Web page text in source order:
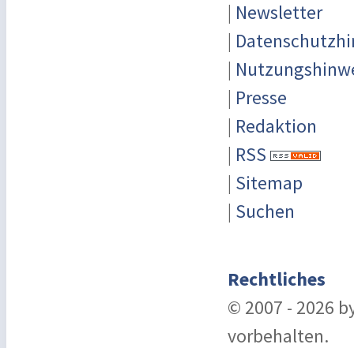
| Newsletter
|
|
| Presse
| Redaktion
| RSS
| Sitemap
| Suchen
Rechtliches
© 2007 - 2026
vorbehalten.